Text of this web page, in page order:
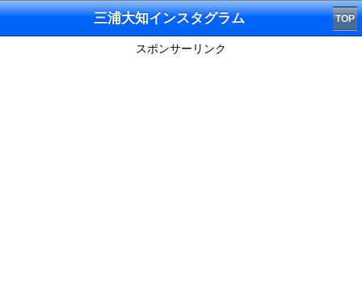
三浦大知インスタグラム TOP
スポンサーリンク